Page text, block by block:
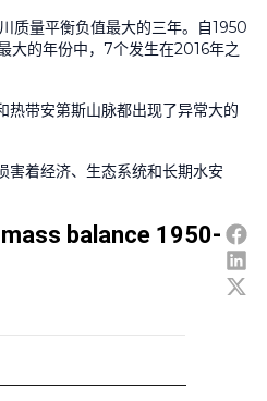
质量平衡负值最大的三年。自1950
大的年份中，7个发生在2016年之
热带安第斯山脉都出现了异常大的
害着经济、生态系统和长期水安